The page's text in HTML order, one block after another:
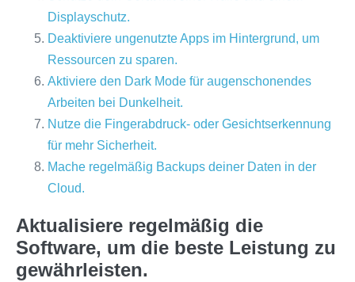
Displayschutz.
Deaktiviere ungenutzte Apps im Hintergrund, um
Ressourcen zu sparen.
Aktiviere den Dark Mode für augenschonendes
Arbeiten bei Dunkelheit.
Nutze die Fingerabdruck- oder Gesichtserkennung
für mehr Sicherheit.
Mache regelmäßig Backups deiner Daten in der
Cloud.
Aktualisiere regelmäßig die
Software, um die beste Leistung zu
gewährleisten.